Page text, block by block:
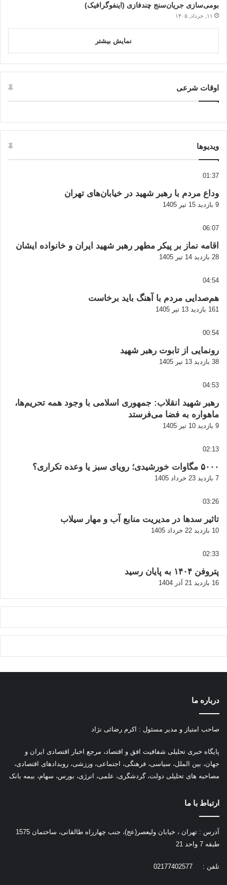
بومی‌سازی جریان‌سنج چندفازی (اینفوگرافیک)
۱۱, خرداد, ۱۴۰۵
نمایش بیشتر
اوقات شرعی
ویدیوها
01:37
وداع مردم با رهبر شهید در خیابان‌های تهران
9 بازدید 15 تیر 1405
06:07
اقامه نماز بر پیکر مطهر رهبر شهید ایران و خانواده ایشان
28 بازدید 14 تیر 1405
04:54
هم‌صدایی مردم با آهنگ باید برخاست
161 بازدید 13 تیر 1405
00:54
رونمایی از تابوت رهبر شهید
38 بازدید 13 تیر 1405
04:53
رهبر شهید انقلاب: جمهوری اسلامی با وجود همه تحریم‌ها،
ماهواره به فضا می‌فرستد
9 بازدید 10 تیر 1405
02:13
۵۰۰۰ مگاوات خورشیدی؛ رویای سبز یا وعده تکراری؟
7 بازدید 23 خرداد 1405
03:26
تاثیر سدها در مدیریت منابع آب و مهار سیلاب
10 بازدید 22 خرداد 1405
02:33
پتروفن ۱۴۰۴ به پایان رسید
16 بازدید 21 آذر 1404
درباره ما
صاحب امتیاز و مدیر مسئول : اکرم رضائی نژاد
پایگاه خبری تحلیلی شفافیت افق و اقتصاد، مرجع اخبار اقتصادی ایران و
جهان، بین الملل، سیاسی، فرهنگی، اجتماعی، ورزشی، رویدادهای اقتصادی،
مصاحبه های تحلیلی دولت، گردشگری، علمی، انرژی، بورس، سهام، بیمه بانک
ارتباط با ما
آدرس : تهران ، خیابان ولیعصر(عج)، جنب چهارراه طالقانی، ساختمان 1575
طبقه 7 واحد 21
تلفن : 02177402577